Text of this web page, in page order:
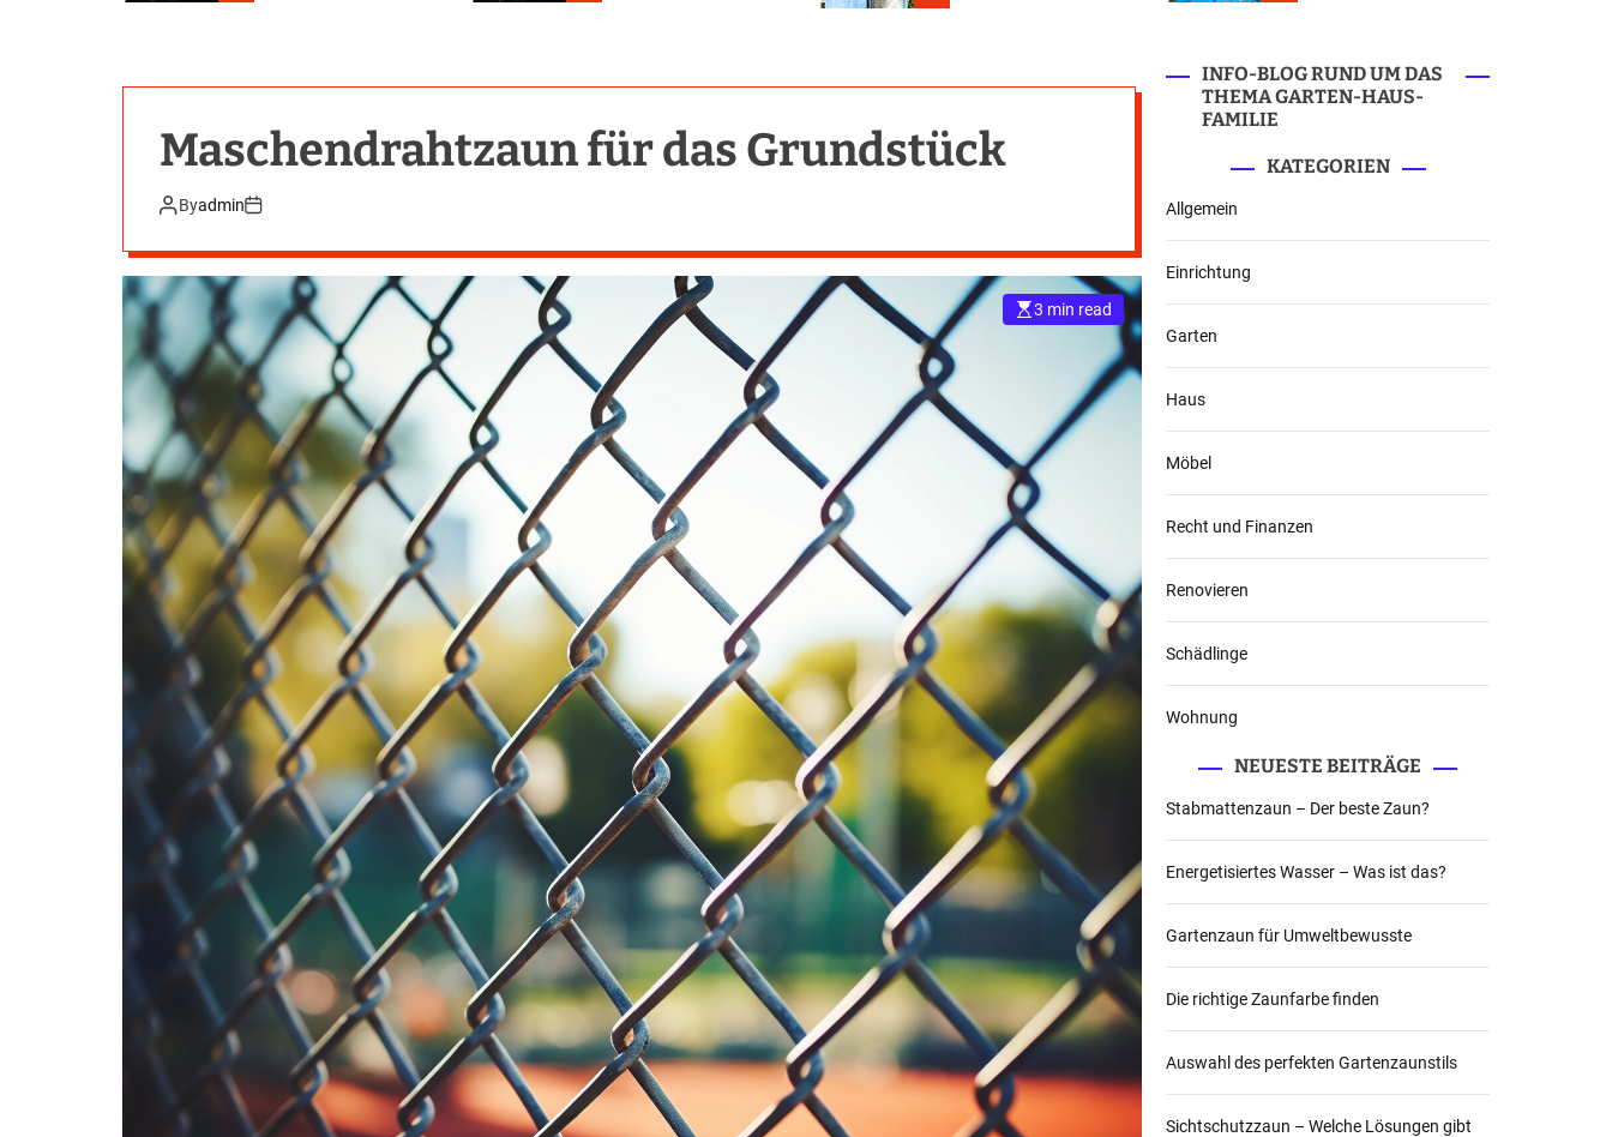
d
e
Maschendrahtzaun für das Grundstück
Byadmin
3 min read
INFO-BLOG RUND UM DAS
THEMA GARTEN-HAUS-
FAMILIE
KATEGORIEN
Allgemein
Einrichtung
Garten
Haus
Möbel
Recht und Finanzen
Renovieren
Schädlinge
Wohnung
NEUESTE BEITRÄGE
Stabmattenzaun – Der beste Zaun?
Energetisiertes Wasser – Was ist das?
Gartenzaun für Umweltbewusste
Die richtige Zaunfarbe finden
Auswahl des perfekten Gartenzaunstils
Sichtschutzzaun – Welche Lösungen gibt